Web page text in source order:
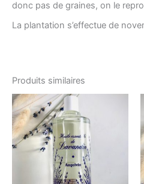
donc pas de graines, on le
La plantation s’effectue de
Produits similaires